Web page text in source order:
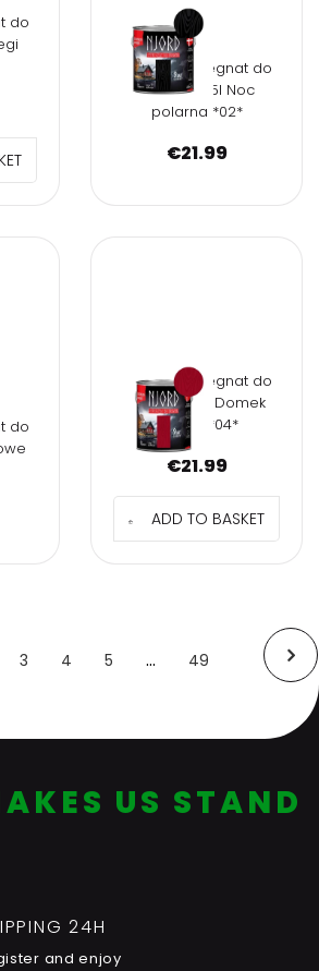
do
NJORD Impregnat do
drewna 2,5l Noc
polarna *02*
€21.99
do
NJORD Impregnat do
drewna 2,5l Domek
rybaka *04*
€21.99
ADD TO BASKET
3 4 5 … 49
Next
US STAND
24H
and enjoy